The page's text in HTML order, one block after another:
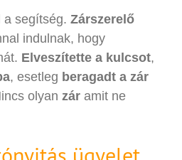
a segítség. Zárszerelő
indulnak, hogy
Elveszítette a kulcsot,
, esetleg beragadt a zár
olyan zár amit ne